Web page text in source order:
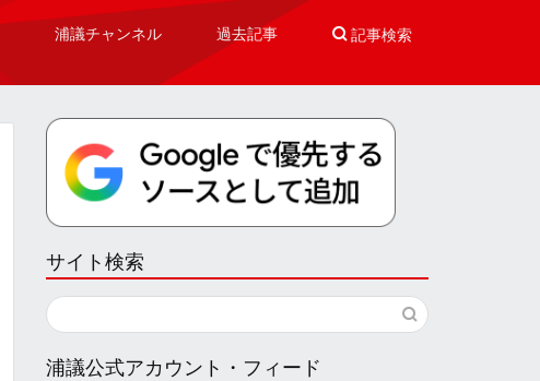
浦議チャンネル 過去記事  記事検索
サイト検索
浦議公式アカウント・フィード